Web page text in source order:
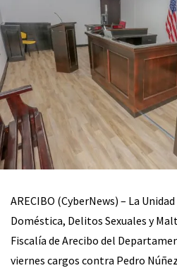
ARECIBO (CyberNews) – La
Doméstica, Delitos Sexuales y
Fiscalía de Arecibo del
viernes cargos contra Pedro